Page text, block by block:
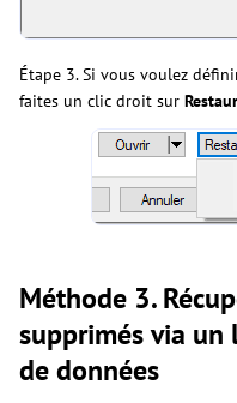
Étape 3. Si vous voulez
faites un clic droit sur
Méthode 3.
supprimés via
de données